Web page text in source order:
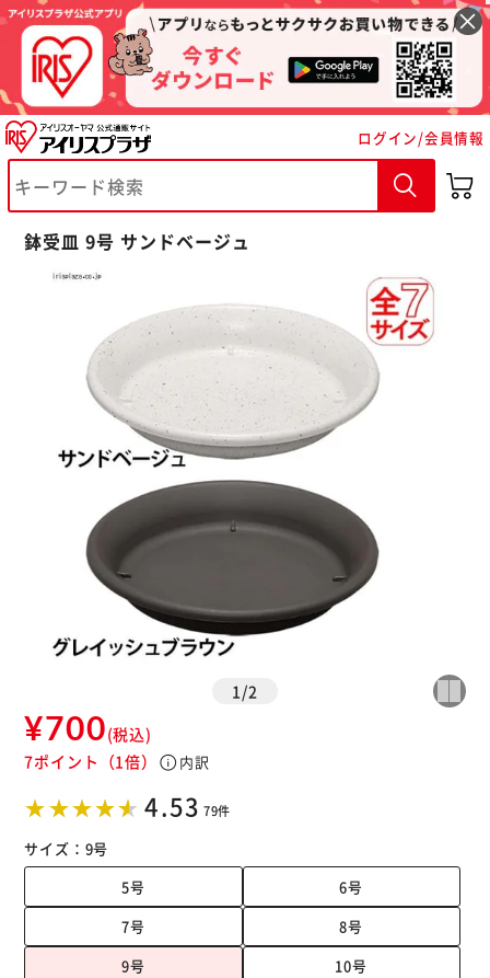
ログイン/会員情報
鉢受皿 9号 サンドベージュ
1 /2
¥700(税込)
7ポイント （1倍） info内訳
4.53 79件
サイズ： 9号
5号
6号
7号
8号
9号
10号
※ご確認ください
カートに入れる 購入手続きへ